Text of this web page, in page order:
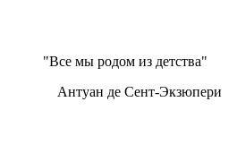
"Все мы родом из детства"
Антуан де Сент-Экзюпери